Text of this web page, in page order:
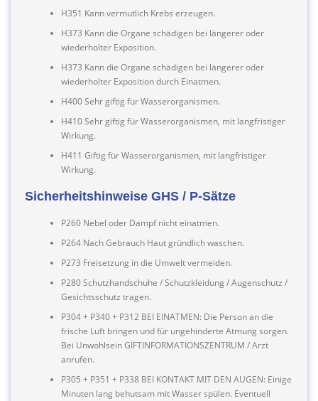
H351 Kann vermutlich Krebs erzeugen.
H373 Kann die Organe schädigen bei längerer oder
wiederholter Exposition.
H373 Kann die Organe schädigen bei längerer oder
wiederholter Exposition durch Einatmen.
H400 Sehr giftig für Wasserorganismen.
H410 Sehr giftig für Wasserorganismen, mit langfristiger
Wirkung.
H411 Giftig für Wasserorganismen, mit langfristiger
Wirkung.
Sicherheitshinweise GHS / P-Sätze
P260 Nebel oder Dampf nicht einatmen.
P264 Nach Gebrauch Haut gründlich waschen.
P273 Freisetzung in die Umwelt vermeiden.
P280 Schutzhandschuhe / Schutzkleidung / Augenschutz /
Gesichtsschutz tragen.
P304 + P340 + P312 BEI EINATMEN: Die Person an die
frische Luft bringen und für ungehinderte Atmung sorgen.
Bei Unwohlsein GIFTINFORMATIONSZENTRUM / Arzt
anrufen.
P305 + P351 + P338 BEI KONTAKT MIT DEN AUGEN: Einige
Minuten lang behutsam mit Wasser spülen. Eventuell